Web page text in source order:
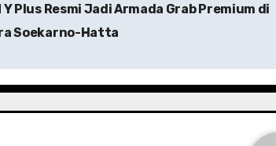
Y Plus Resmi Jadi Armada Grab Premium di
Soekarno-Hatta